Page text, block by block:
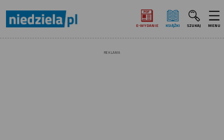
E‑WYDANIE KSIĄŻKI SZUKAJ MENU
REKLAMA